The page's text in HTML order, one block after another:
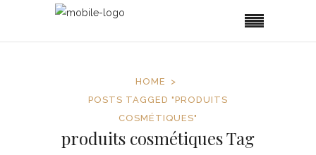
HOME
POSTS TAGGED "PRODUITS
COSMÉTIQUES"
produits cosmétiques Tag